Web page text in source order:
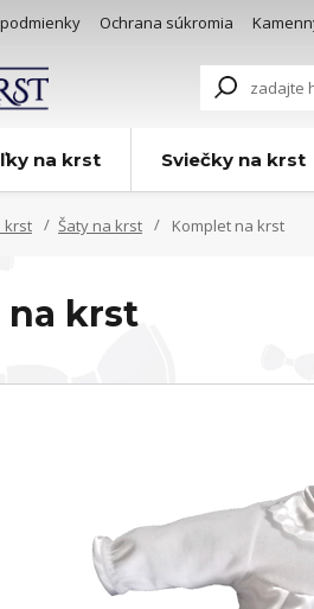
Ochrana súkromia
na krst Sviečky na krst
krst Šaty na krst Komplet na krst
na krst